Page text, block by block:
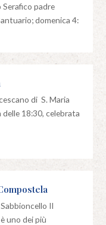
padre
domenica 4:
di S. Maria
18:30, celebrata
Il
uno dei più